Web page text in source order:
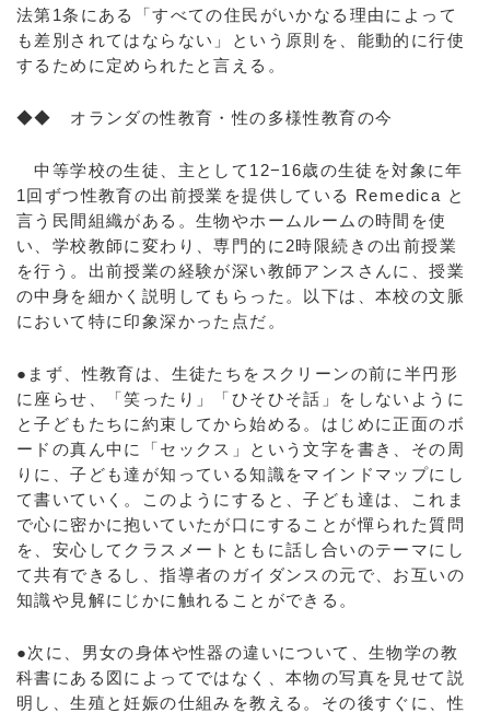
法第1条にある「すべての住民がいかなる理由によって
も差別されてはならない」という原則を、能動的に行使
するために定められたと言える。
◆◆ オランダの性教育・性の多様性教育の今
中等学校の生徒、主として12−16歳の生徒を対象に年
1回ずつ性教育の出前授業を提供している Remedica と
言う民間組織がある。生物やホームルームの時間を使
い、学校教師に変わり、専門的に2時限続きの出前授業
を行う。出前授業の経験が深い教師アンスさんに、授業
の中身を細かく説明してもらった。以下は、本校の文脈
において特に印象深かった点だ。
●まず、性教育は、生徒たちをスクリーンの前に半円形
に座らせ、「笑ったり」「ひそひそ話」をしないように
と子どもたちに約束してから始める。はじめに正面のボ
ードの真ん中に「セックス」という文字を書き、その周
りに、子ども達が知っている知識をマインドマップにし
て書いていく。このようにすると、子ども達は、これま
で心に密かに抱いていたが口にすることが憚られた質問
を、安心してクラスメートともに話し合いのテーマにし
て共有できるし、指導者のガイダンスの元で、お互いの
知識や見解にじかに触れることができる。
●次に、男女の身体や性器の違いについて、生物学の教
科書にある図によってではなく、本物の写真を見せて説
明し、生殖と妊娠の仕組みを教える。その後すぐに、性